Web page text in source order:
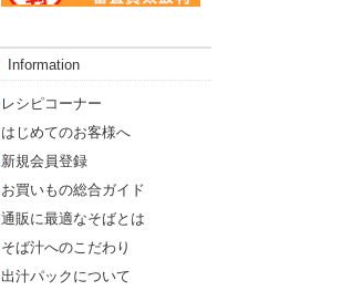
Information
レシピコーナー
はじめてのお客様へ
新規会員登録
お買いもの総合ガイド
通販に最適なそばとは
そば汁へのこだわり
出汁パックについて